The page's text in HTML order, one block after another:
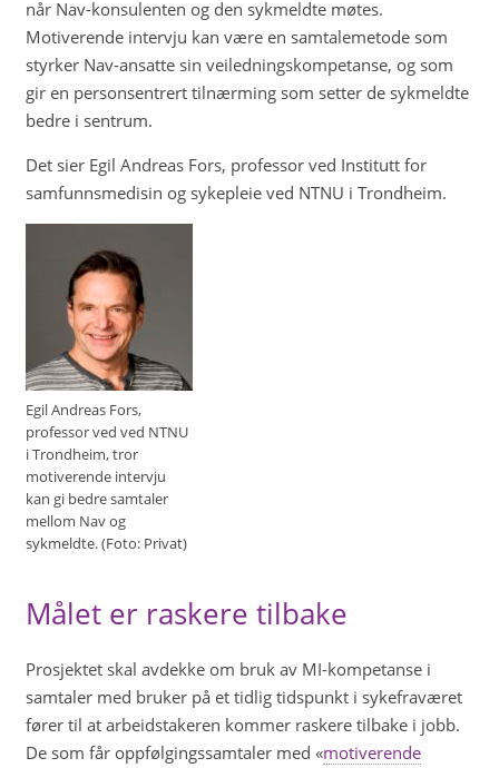
når Nav-konsulenten og den sykmeldte møtes.
Motiverende intervju kan være en samtalemetode som
styrker Nav-ansatte sin veiledningskompetanse, og som
gir en personsentrert tilnærming som setter de sykmeldte
bedre i sentrum.
Det sier Egil Andreas Fors, professor ved Institutt for
samfunnsmedisin og sykepleie ved NTNU i Trondheim.
Egil Andreas Fors,
professor ved ved NTNU
i Trondheim, tror
motiverende intervju
kan gi bedre samtaler
mellom Nav og
sykmeldte. (Foto: Privat)
Målet er raskere tilbake
Prosjektet skal avdekke om bruk av MI-kompetanse i
samtaler med bruker på et tidlig tidspunkt i sykefraværet
fører til at arbeidstakeren kommer raskere tilbake i jobb.
De som får oppfølgingssamtaler med «motiverende